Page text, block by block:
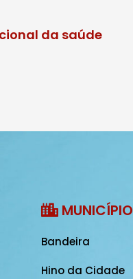
da saúde
MUNICÍPIO
Bandeira
Hino da Cidade